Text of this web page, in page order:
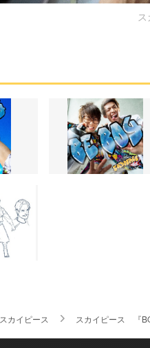
スカイピース スカイピース 『